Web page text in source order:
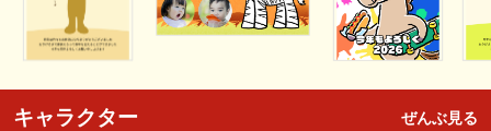
キャラクター ぜんぶ見る